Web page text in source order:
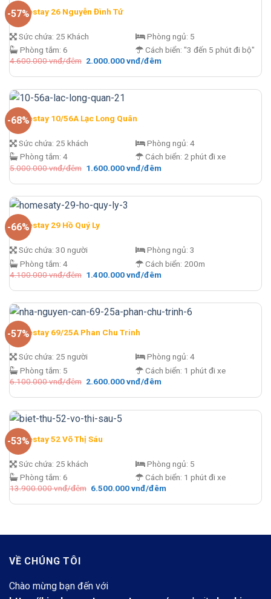
-57%
Homestay 26 Nguyễn Đình Tứ
Sức chứa: 25 Khách
Phòng tắm: 6
Phòng ngủ: 5
Cách biển: "3 đến 5 phút đi bộ"
4.600.000vnđ/đêm Giá
là:
đêm.
2.000.000vnđ/đêmGiá
tại
2.000.000 vnđ/
-68%
Homestay 10/56A Lạc Long Quân
Sức chứa: 25 khách
Phòng tắm: 4
Phòng ngủ: 4
Cách biển: 2 phút đi xe
5.000.000vnđ/đêm Giá
là:
đêm.
1.600.000vnđ/đêmGiá
tại
1.600.000 vnđ/
-66%
Homestay 29 Hồ Quý Ly
Sức chứa: 30 người
Phòng tắm: 4
Phòng ngủ: 3
Cách biển: 200m
4.100.000vnđ/đêm Giá
là:
đêm.
1.400.000vnđ/đêmGiá
tại
1.400.000 vnđ/
đêm.
-57%
Homestay 69/25A Phan Chu Trinh
Sức chứa: 25 người
Phòng tắm: 5
Phòng ngủ: 4
Cách biển: 1 phút đi xe
6.100.000vnđ/đêm Giá
là:
đêm.
2.600.000vnđ/đêmGiá
tại
2.600.000 vnđ/
-53%
Homestay 52 Võ Thị Sáu
Sức chứa: 25 khách
Phòng tắm: 6
Phòng ngủ: 5
Cách biển: 1 phút đi xe
13.900.000vnđ/đêm Giá
là:
6.500.000vnđ/đêmGiá
tại
VỀ CHÚNG TÔI
Chào mừng bạn đến với